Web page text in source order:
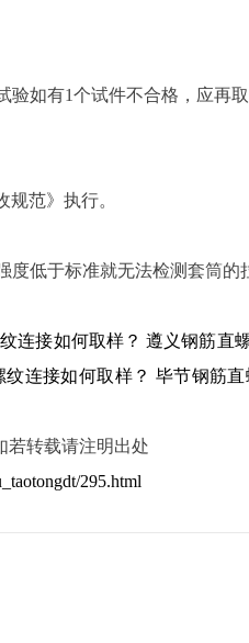
如有1个试件不合格，应再
范》执行。
低于标准就无法检测套筒
连接如何取样？ 遵义钢筋直
连接如何取样？ 毕节钢筋直
若转载请注明出处
295.html